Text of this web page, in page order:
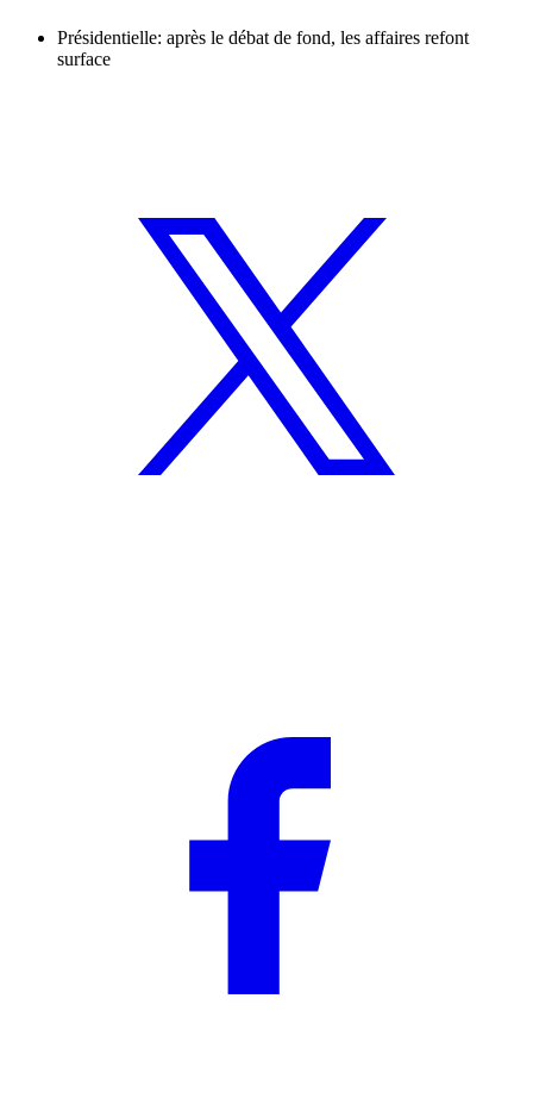
Présidentielle: après le débat de fond, les affaires refont
surface